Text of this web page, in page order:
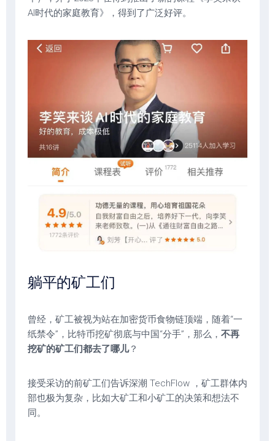
AI时代的家庭教育》，得到了广泛好评。
躺平的矿工们
曾经，矿工被视为站在加密货币食物链顶端，随着“一
纸禁令”，比特币挖矿彻底与中国“分手”，那么， 不再
挖矿的矿工们都去了哪儿？
接受采访的前矿工们告诉深潮 TechFlow ，矿工群体内
部也极为复杂，比如大矿工和小矿工的决策和想法不
同。